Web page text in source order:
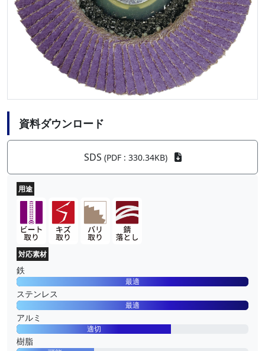
資料ダウンロード
SDS (PDF : 330.34KB)
用途
対応素材
鉄
最適
ステンレス
最適
アルミ
適切
樹脂